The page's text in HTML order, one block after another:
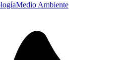
Medio Ambiente